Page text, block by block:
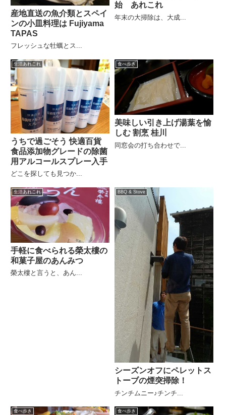
産地直送の魚介類とスペイ
ンの小皿料理は Fujiyama
TAPAS
フレッシュな牡蠣とス...
始 あれこれ
年末の大掃除は、大成...
生活あれこれ
うちで過ごそう 快適百貨
食品添加物グレードの除菌
用アルコールスプレー入手
どこを探しても見つか...
食べ歩き
美味しい引き上げ湯葉を愉
しむ 割烹 桂川
同窓会の打ち合わせで...
生活あれこれ
手軽に食べられる榮太樓の
和菓子屋のあんみつ
榮太樓と言うと、あん...
BBQ & Stove
シーズンオフにペレットス
トーブの煙突掃除！
チンチムニー♪チンチ...
食べ歩き 食べ歩き